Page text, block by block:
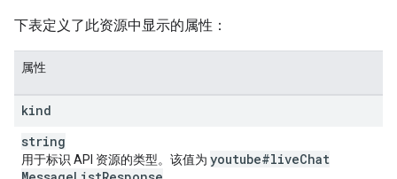
下表定义了此资源中显示的属性：
属性
kind
string
用于标识 API 资源的类型。该值为 youtube#liveChat